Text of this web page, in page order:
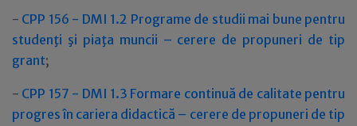
- CPP 156 - DMI 1.2 Programe de studii mai bune pentru
studenţi şi piaţa muncii – cerere de propuneri de tip
grant;
- CPP 157 - DMI 1.3 Formare continuă de calitate pentru
progres în cariera didactică – cerere de propuneri de tip